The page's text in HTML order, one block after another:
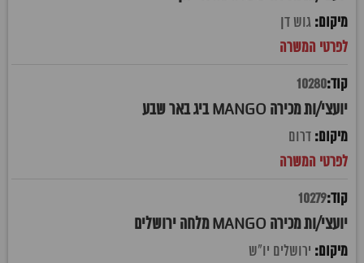
גוש דן
10280
יועצי/ות מכירה MANGO ביג באר שבע
דרום
10279
יועצי/ות מכירה MANGO מלחה ירושלים
ירושלים יו"ש